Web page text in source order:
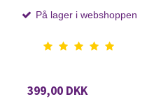
På lager i webshoppen
399,00 DKK